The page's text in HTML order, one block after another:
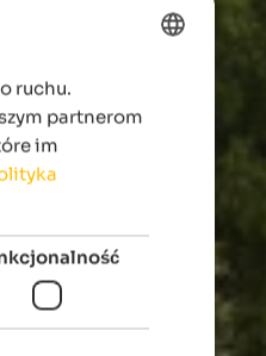
POLISH
ruchu.
partnerom
im